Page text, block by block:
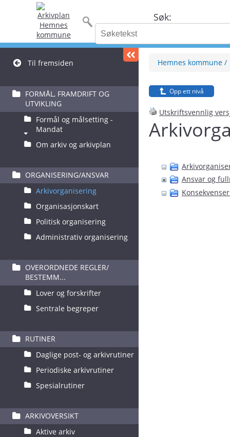
Søk:
Til fremsiden
FORMÅL, FRAMDRIFT OG
UTVIKLING
Formål og målsetting -
Mandat
Om arkiv og arkivplan
ORGANISERING/ANSVAR
Arkivorganisering
Organisasjonskart
Politisk organisering
Administrativ organisering
OVERORDNEDE REGLER/
BESTEMM...
Lover og forskrifter
Sentrale begreper
RUTINER
Daglige post- og arkivrutiner
Periodiske arkivrutiner
Spesialrutiner
ARKIVOVERSIKT
Aktive arkiv
Hemnes kommune
Opp ett nivå
Utskriftsvennlig
Ansvar og